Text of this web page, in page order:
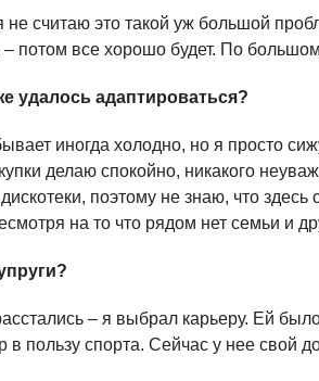
не считаю это такой уж большой
потом все хорошо будет. По
удалось адаптироваться?
иногда холодно, но я просто
делаю спокойно, никакого
поэтому не знаю, что здесь
на то что рядом нет семьи и
– я выбрал карьеру. Ей
в пользу спорта. Сейчас у нее свой